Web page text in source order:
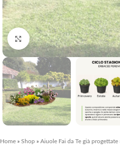
Clicca per ingrandire
Home » Shop » Aiuole Fai da Te già progettate